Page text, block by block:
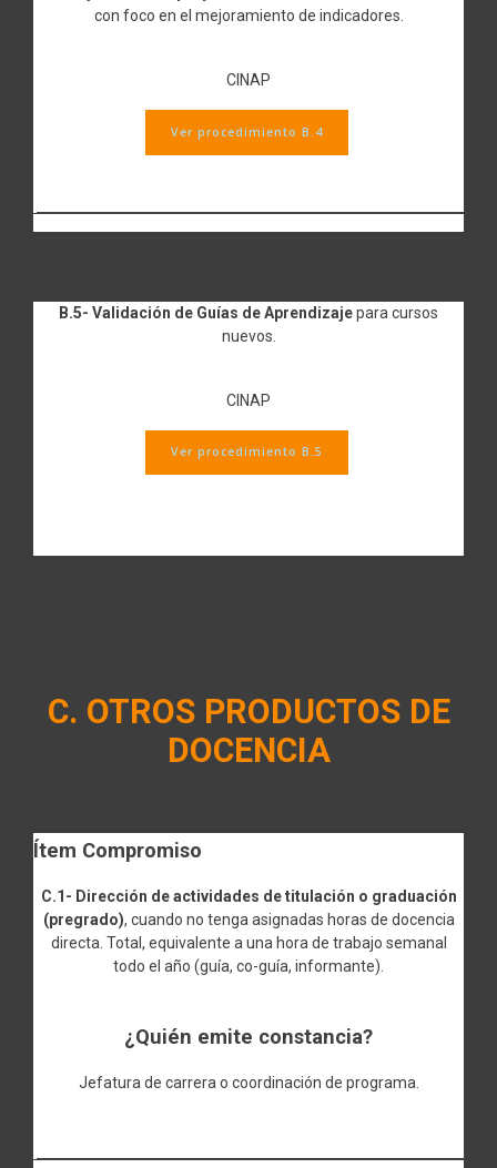
con foco en el mejoramiento de indicadores.
CINAP
Ver procedimiento B.4
B.5- Validación de Guías de Aprendizajepara cursos
nuevos.
CINAP
Ver procedimiento B.5
C. OTROS PRODUCTOS DE
DOCENCIA
Ítem Compromiso
C.1- Dirección de actividades de titulación o graduación
(pregrado), cuando no tenga asignadas horas de docencia
directa. Total, equivalente a una hora de trabajo semanal
todo el año (guía, co-guía, informante).
¿Quién emite constancia?
Jefatura de carrera o coordinación de programa.